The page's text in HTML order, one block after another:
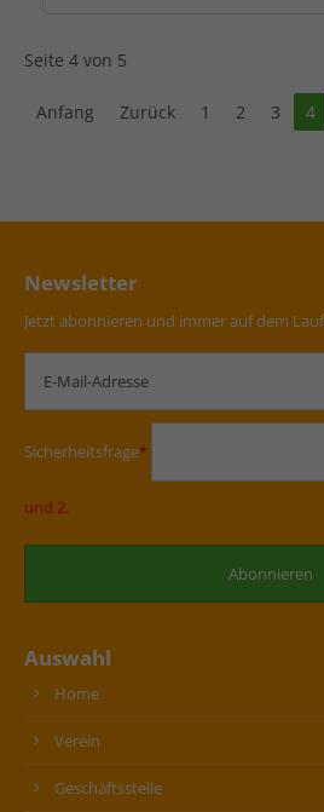
Seite 4 von 5
Anfang Zurück 1 2 3 4
Newsletter
Jetzt abonnieren und immer auf dem
Sicherheitsfrage*
und 2.
Auswahl
Home
Verein
Geschäftsstelle